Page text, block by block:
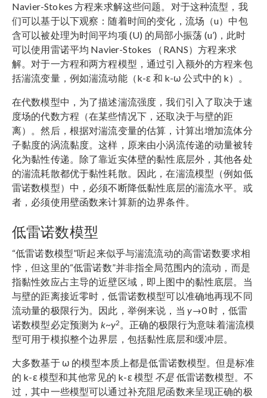
Navier-Stokes 方程来求解这些问题。对于这种流型，我
们可以基于以下观察：随着时间的变化，流场（u）中包
含可以被处理为时间平均项 (U) 的局部小振荡 (u’)，此时
可以使用雷诺平均 Navier-Stokes （RANS）方程来求
解。对于一方程和两方程模型，通过引入额外的方程来包
括湍流变量，例如湍流动能（k-ε 和 k-ω 公式中的 k）。
在代数模型中，为了描述湍流强度，我们引入了取决于速
度场的代数方程（在某些情况下，还取决于与壁的距
离）。然后，根据对湍流变量的估算，计算出增加流体分
子黏度的涡流黏度。这样，原来由小涡流传递的动量被转
化为黏性传递。除了靠近实体壁的黏性底层外，其他各处
的湍流耗散都优于黏性耗散。因此，在湍流模型（例如低
雷诺数模型）中，必须不断降低黏性底层的湍流水平。或
者，必须使用壁函数来计算新的边界条件。
低雷诺数模型
“低雷诺数模型”听起来似乎与湍流流动的高雷诺数要求相
悖，但这里的“低雷诺数”并非指全局范围内的流动，而是
指黏性效应占主导的近壁区域，即上图中的黏性底层。当
与壁的距离接近零时，低雷诺数模型可以准确地再现不同
流动量的极限行为。因此，举例来说，当 y→0 时，低雷
诺数模型必定预测为 k~y2 。正确的极限行为意味着湍流模
型可用于模拟整个边界层，包括黏性底层和缓冲层。
大多数基于 ω 的模型本质上都是低雷诺数模型。但是标准
的 k-ε 模型和其他常见的 k-ε 模型 不是 低雷诺数模型。不
过，其中一些模型可以通过补充阻尼函数来呈现正确的极